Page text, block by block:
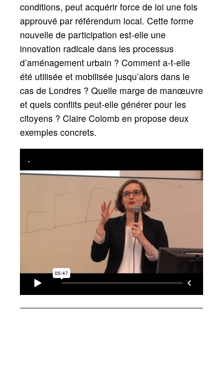
conditions, peut acquérir force de loi une fois
approuvé par référendum local. Cette forme
nouvelle de participation est-elle une
innovation radicale dans les processus
d’aménagement urbain ? Comment a-t-elle
été utilisée et mobilisée jusqu’alors dans le
cas de Londres ? Quelle marge de manœuvre
et quels conflits peut-elle générer pour les
citoyens ? Claire Colomb en propose deux
exemples concrets.